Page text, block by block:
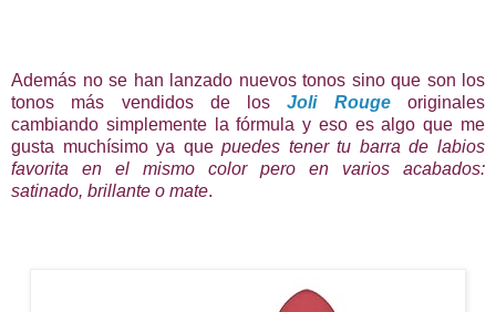
Además no se han lanzado nuevos tonos sino que son los
tonos más vendidos de losJoli Rouge
originales
cambiando simplemente la fórmula y eso es algo que me
gusta muchísimo ya quepuedes tener tu barra de labios
favorita en el mismo color pero en varios acabados:
satinado, brillante o mate.